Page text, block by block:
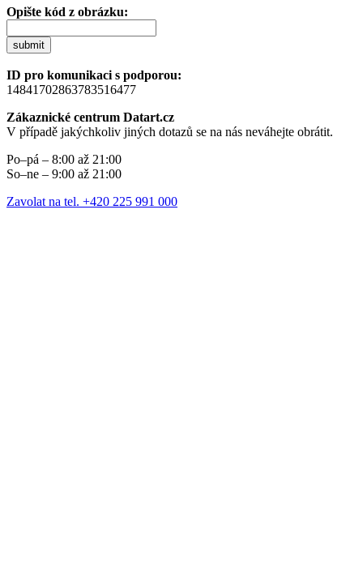
Opište kód z obrázku:
submit
ID pro komunikaci s podporou:
14841702863783516477
Zákaznické centrum Datart.cz
V případě jakýchkoliv jiných dotazů se na nás neváhejte obrátit.
Po–pá – 8:00 až 21:00
So–ne – 9:00 až 21:00
Zavolat na tel. +420 225 991 000